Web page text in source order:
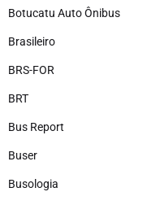
Botucatu Auto Ônibus
Brasileiro
BRS-FOR
BRT
Bus Report
Buser
Busologia